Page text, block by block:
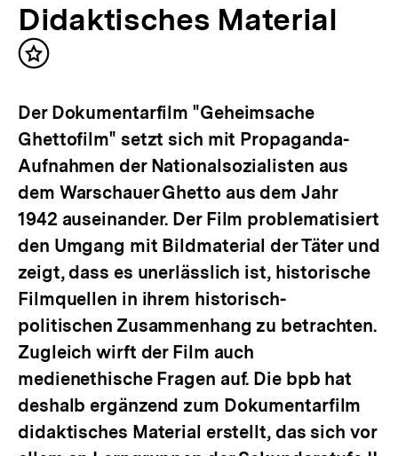
Didaktisches Material
Inhalt
Der Dokumentarfilm "Geheimsache
Ghettofilm" setzt sich mit Propaganda-
Aufnahmen der Nationalsozialisten aus
dem Warschauer Ghetto aus dem Jahr
1942 auseinander. Der Film problematisiert
den Umgang mit Bildmaterial der Täter und
zeigt, dass es unerlässlich ist, historische
Filmquellen in ihrem historisch-
politischen Zusammenhang zu betrachten.
Zugleich wirft der Film auch
medienethische Fragen auf. Die bpb hat
deshalb ergänzend zum Dokumentarfilm
didaktisches Material erstellt, das sich vor